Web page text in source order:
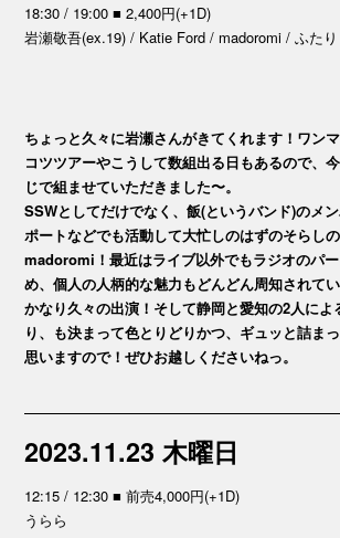
18:30 / 19:00 ■ 2,400円(+1D)
岩瀬敬吾(ex.19) / Katie Ford / madoromi / ふたり
ちょっと久々に岩瀬さんがきてくれます！ワン
コツツアーやこうして数組出る日もあるので、
じで組ませていただきました〜。
SSWとしてだけでなく、飯(というバンド)のメ
ポートなどでも活動して大忙しのはずのそらし
madoromi！最近はライブ以外でもラジオのパ
め、個人の人柄的な魅力もどんどん周知されて
かなり久々の出演！そして静岡と愛知の2人によ
り、も決まって色とりどりかつ、ギュッと詰ま
思いますので！ぜひお越しくださいねっ。
2023.11.23 木曜日
12:15 / 12:30 ■ 前売4,000円(+1D)
うらら